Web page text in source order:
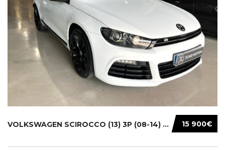
15 900€
VOLKSWAGEN SCIROCCO (13) 3P (08-14) 2010...